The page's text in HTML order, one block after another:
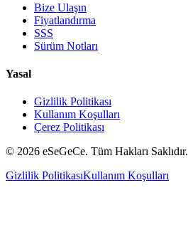
Bize Ulaşın
Fiyatlandırma
SSS
Sürüm Notları
Yasal
Gizlilik Politikası
Kullanım Koşulları
Çerez Politikası
© 2026 eSeGeCe. Tüm Hakları Saklıdır.
Gizlilik PolitikasıKullanım Koşulları